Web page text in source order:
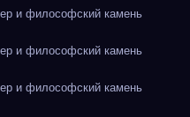
и философский камень
и философский камень
и философский камень